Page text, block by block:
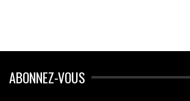
ABONNEZ-VOUS